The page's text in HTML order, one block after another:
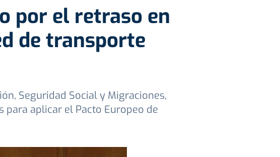
por el retraso en
de transporte
Seguridad Social y Migraciones,
para aplicar el Pacto Europeo de